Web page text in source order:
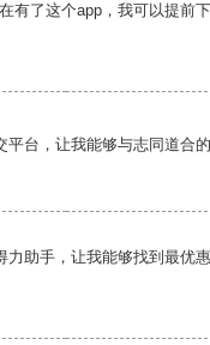
有了这个app，我可以提前
台，让我能够与志同道合的
力助手，让我能够找到最优